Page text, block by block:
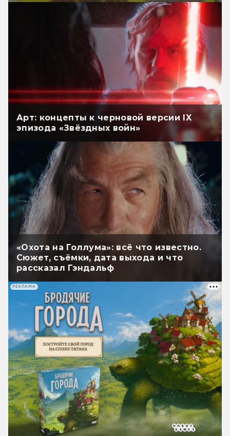
Арт: концепты к черновой версии IX
эпизода «Звёздных войн»
«Охота на Голлума»: всё что известно.
Сюжет, съёмки, дата выхода и что
рассказал Гэндальф
РЕКЛАМА